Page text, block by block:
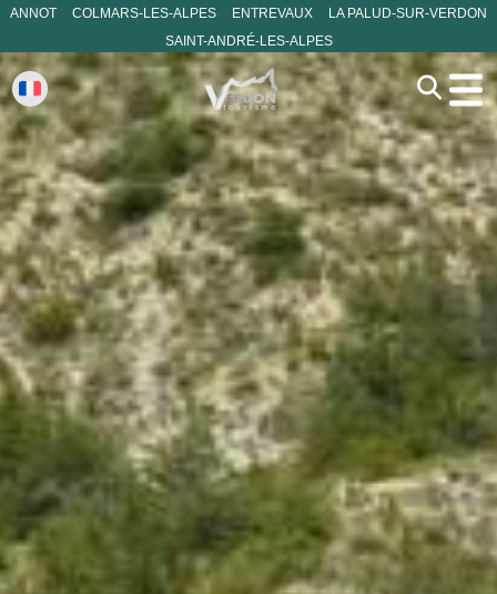
ANNOT COLMARS-LES-ALPES ENTREVAUX
LA PALUD-SUR-VERDON
SAINT-ANDRÉ-LES-ALPES